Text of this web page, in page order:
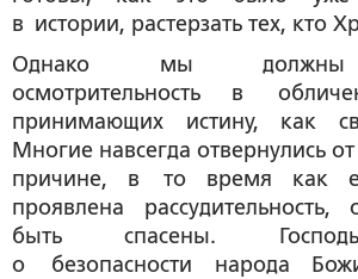
в истории, растерзать тех, кто
Однако мы должны
осмотрительность в
принимающих истину, как
Многие навсегда отвернулись
причине, в то время как
проявлена
быть спасены.
о безопасности народа